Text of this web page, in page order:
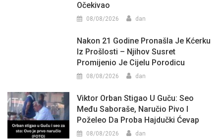
Očekivao
08/08/2026 dan
Nakon 21 Godine Pronašla Je Kćerku
Iz Prošlosti – Njihov Susret
Promijenio Je Cijelu Porodicu
08/08/2026 dan
Viktor Orban Stigao U Guču: Seo
Među Saboraše, Naručio Pivo I
Poželeo Da Proba Hajdučki Ćevap
08/08/2026 dan